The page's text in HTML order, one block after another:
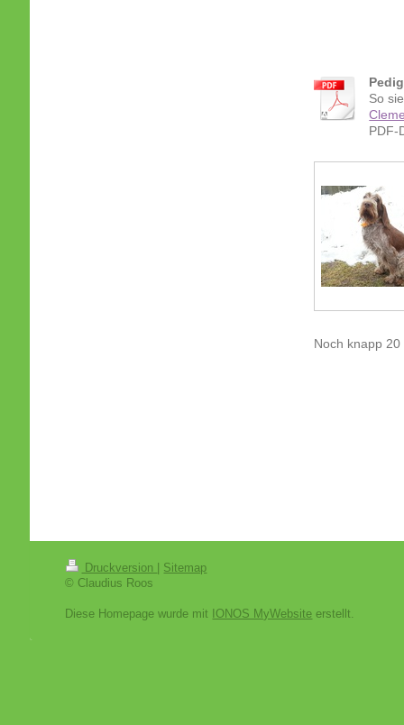
So
PDF-
Noch knapp
Druckversion
Sitemap
© Claudius Roos
Diese Homepage wurde mit IONOS MyWebsite erstellt.